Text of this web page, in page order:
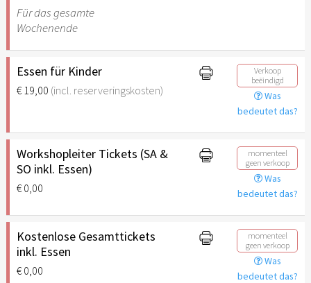
Für das gesamte
Wochenende
Essen für Kinder
€ 19,00 (incl. reserveringskosten)
Verkoop
beëindigd
Was
bedeutet das?
Workshopleiter Tickets (SA &
SO inkl. Essen)
€ 0,00
momenteel
geen verkoop
Was
bedeutet das?
Kostenlose Gesamttickets
inkl. Essen
€ 0,00
momenteel
geen verkoop
Was
bedeutet das?